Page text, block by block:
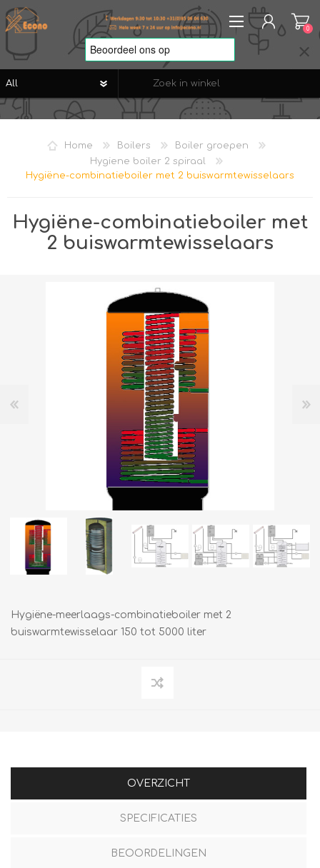
REGISTREREN
VERLANGLIJST
0
Home Boilers
Boiler groepen
Hygiene boiler 2 spiraal
Hygiëne-combinatieboiler met 2 buiswarmtewisselaars
Hygiëne-combinatieboiler met
2 buiswarmtewisselaars
Hygiëne-meerlaags-combinatieboiler met 2
buiswarmtewisselaar 150 tot 5000 liter
OVERZICHT
SPECIFICATIES
BEOORDELINGEN